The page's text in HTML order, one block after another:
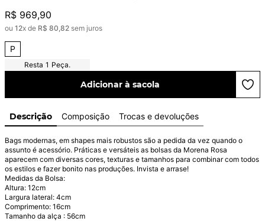
R$ 969,90
ou 12x de R$ 80,82 sem juros
P
1 Peça.
Adicionar à sacola
Descrição Composição Trocas e devoluções
Bags modernas, em shapes mais robustos são a pedida da vez quando o
assunto é acessório. Práticas e versáteis as bolsas da Morena Rosa
aparecem com diversas cores, texturas e tamanhos para combinar com todos
os estilos e fazer bonito nas produções. Invista e arrase!
Medidas da Bolsa:
Altura: 12cm
Largura lateral: 4cm
Comprimento: 16cm
Tamanho da alça : 56cm